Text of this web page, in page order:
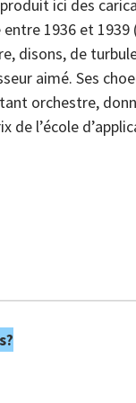
ici des
entre 1936 et
disons, de
aimé. Ses
orchestre,
de l’école